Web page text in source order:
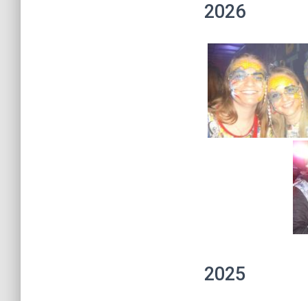
2026
2025